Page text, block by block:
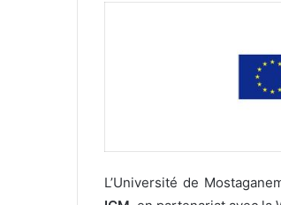
L’Université de